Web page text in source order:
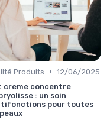
Produits • 12/06/2025
creme concentre
: un soin
pour toutes